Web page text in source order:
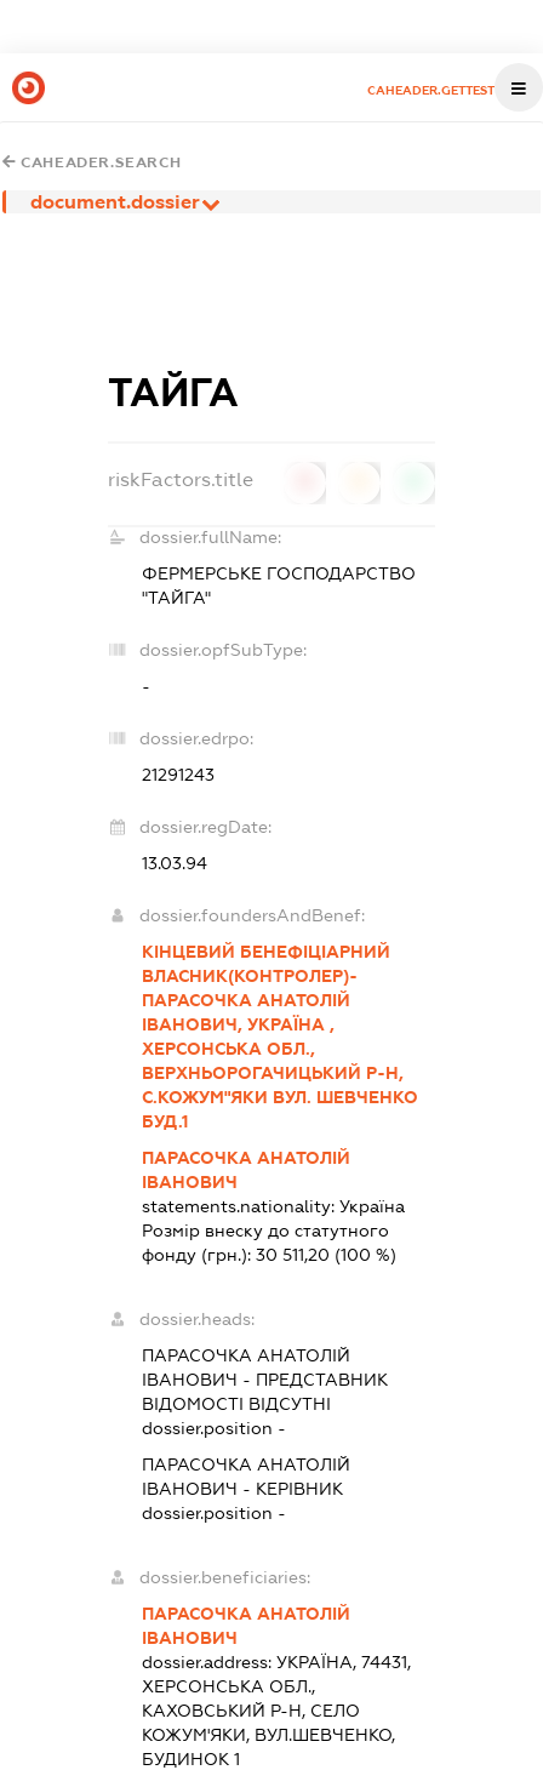
CAHEADER.GETTEST
CAHEADER.SEARCH
document.dossier
ТАЙГА
riskFactors.title
dossier.fullName:
ФЕРМЕРСЬКЕ ГОСПОДАРСТВО
"ТАЙГА"
dossier.opfSubType:
-
dossier.edrpo:
21291243
dossier.regDate:
13.03.94
dossier.foundersAndBenef:
КІНЦЕВИЙ БЕНЕФІЦІАРНИЙ
ВЛАСНИК(КОНТРОЛЕР)-
ПАРАСОЧКА АНАТОЛІЙ
ІВАНОВИЧ, УКРАЇНА ,
ХЕРСОНСЬКА ОБЛ.,
ВЕРХНЬОРОГАЧИЦЬКИЙ Р-Н,
С.КОЖУМ"ЯКИ ВУЛ. ШЕВЧЕНКО
БУД.1
ПАРАСОЧКА АНАТОЛІЙ
ІВАНОВИЧ
statements.nationality:Україна
Розмір внеску до статутного
фонду (грн.):30 511,20 (100 %)
dossier.heads:
ПАРАСОЧКА АНАТОЛІЙ
ІВАНОВИЧ - ПРЕДСТАВНИК
ВІДОМОСТІ ВІДСУТНІ
dossier.position -
ПАРАСОЧКА АНАТОЛІЙ
ІВАНОВИЧ - КЕРІВНИК
dossier.position -
dossier.beneficiaries:
ПАРАСОЧКА АНАТОЛІЙ
ІВАНОВИЧ
dossier.address:УКРАЇНА, 74431,
ХЕРСОНСЬКА ОБЛ.,
КАХОВСЬКИЙ Р-Н, СЕЛО
КОЖУМ'ЯКИ, ВУЛ.ШЕВЧЕНКО,
БУДИНОК 1